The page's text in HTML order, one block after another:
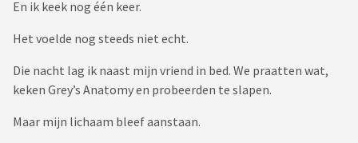
En ik keek nog één keer.
Het voelde nog steeds niet echt.
Die nacht lag ik naast mijn vriend in bed. We praatten wat,
keken Grey’s Anatomy en probeerden te slapen.
Maar mijn lichaam bleef aanstaan.